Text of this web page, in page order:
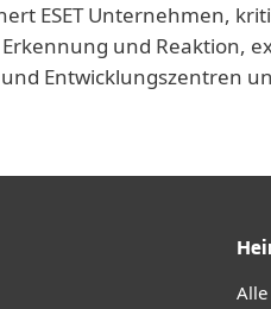
ESET Unternehmen,
und Reaktion,
Entwicklungszentren